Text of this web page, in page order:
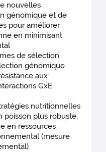
nouvelles
génomique et de
pour améliorer
en minimisant
de sélection
génomique
aux
GxE
nutritionnelles
poisson plus robuste,
en ressources
(mesure